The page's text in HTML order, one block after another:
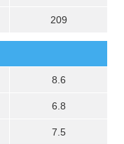
209
8.6
6.8
7.5